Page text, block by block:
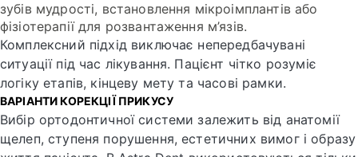
зубів мудрості, встановлення мікроімплантів або
фізіотерапії для розвантаження м’язів.
Комплексний підхід виключає непередбачувані
ситуації під час лікування. Пацієнт чітко розуміє
логіку етапів, кінцеву мету та часові рамки.
ВАРІАНТИ КОРЕКЦІЇ ПРИКУСУ
Вибір ортодонтичної системи залежить від анатомії
щелеп, ступеня порушення, естетичних вимог і образу